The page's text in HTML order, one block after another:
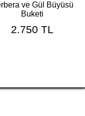
ve Gül Büyüsü
Buketi
2.750 TL